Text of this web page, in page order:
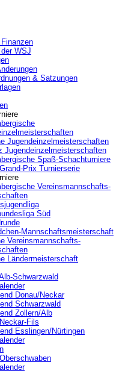
WSJ
& Satzungen
Jugendeinzelmeisterschaften
Jugendeinzelmeisterschaften
Spaß-Schachturniere
Prix Turnierserie
Vereinsmannschafts-
Süd
Mannschaftsmeisterschaft
Vereinsmannschafts-
Ländermeisterschaft
Schwarzwald
Donau/Neckar
Schwarzwald
Zollern/Alb
Fils
‎Esslingen/Nürtingen